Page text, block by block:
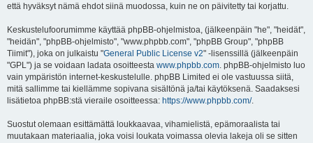
että hyväksyt nämä ehdot siinä muodossa, kuin ne on päivitetty tai korjattu.
Keskustelufoorumimme käyttää phpBB-ohjelmistoa, (jälkeenpäin "he", "heidät",
"heidän", "phpBB-ohjelmisto", "www.phpbb.com", "phpBB Group", "phpBB
Tiimit"), joka on julkaistu "General Public License v2" -lisenssillä (jälkeenpäin
"GPL") ja se voidaan ladata osoitteesta www.phpbb.com. phpBB-ohjelmisto luo
vain ympäristön internet-keskustelulle. phpBB Limited ei ole vastuussa siitä,
mitä sallimme tai kiellämme sopivana sisältönä ja/tai käytöksenä. Saadaksesi
lisätietoa phpBB:stä vieraile osoitteessa: https://www.phpbb.com/.
Suostut olemaan esittämättä loukkaavaa, vihamielistä, epämoraalista tai
muutakaan materiaalia, joka voisi loukata voimassa olevia lakeja oli se sitten